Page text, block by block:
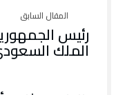
رئيس
الملك